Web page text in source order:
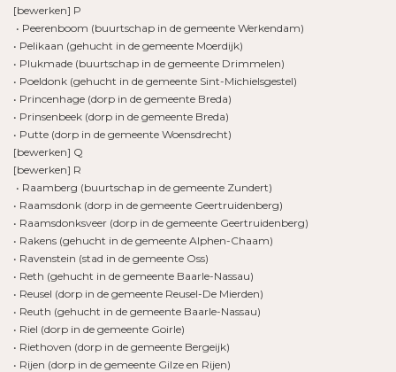
[bewerken] P
• Peerenboom (buurtschap in de gemeente Werkendam)
• Pelikaan (gehucht in de gemeente Moerdijk)
• Plukmade (buurtschap in de gemeente Drimmelen)
• Poeldonk (gehucht in de gemeente Sint-Michielsgestel)
• Princenhage (dorp in de gemeente Breda)
• Prinsenbeek (dorp in de gemeente Breda)
• Putte (dorp in de gemeente Woensdrecht)
[bewerken] Q
[bewerken] R
• Raamberg (buurtschap in de gemeente Zundert)
• Raamsdonk (dorp in de gemeente Geertruidenberg)
• Raamsdonksveer (dorp in de gemeente Geertruidenberg)
• Rakens (gehucht in de gemeente Alphen-Chaam)
• Ravenstein (stad in de gemeente Oss)
• Reth (gehucht in de gemeente Baarle-Nassau)
• Reusel (dorp in de gemeente Reusel-De Mierden)
• Reuth (gehucht in de gemeente Baarle-Nassau)
• Riel (dorp in de gemeente Goirle)
• Riethoven (dorp in de gemeente Bergeijk)
• Rijen (dorp in de gemeente Gilze en Rijen)